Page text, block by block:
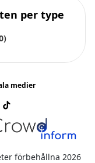
per type
medier
förbehållna 2026